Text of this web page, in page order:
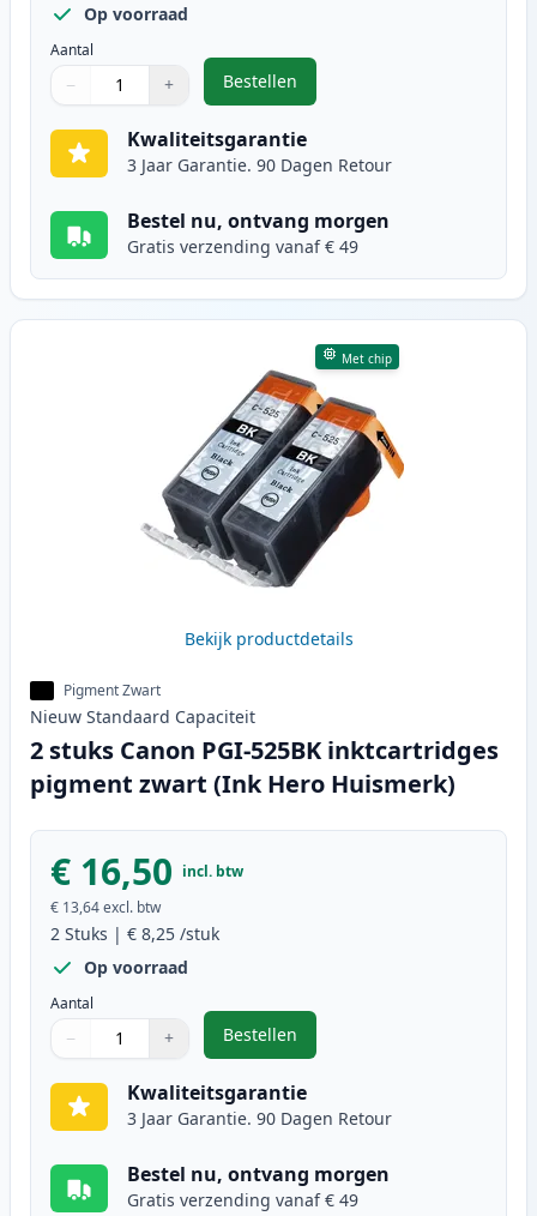
Op voorraad
Aantal
Gebruik de knoppen om aan te passen
− +
1
Bestellen
,5 stuks Canon PGI-525 & CLI-
Kwaliteitsgarantie
3 Jaar Garantie. 90 Dagen Retour
Bestel nu, ontvang morgen
Gratis verzending vanaf € 49
Met chip
Bekijk productdetails
Pigment Zwart
Nieuw Standaard Capaciteit
2 stuks Canon PGI-525BK inktcartridges
pigment zwart (Ink Hero Huismerk)
€ 16,50 incl. btw
€ 13,64excl. btw
2 Stuks | € 8,25 /stuk
Op voorraad
Aantal
Gebruik de knoppen om aan te passen
− +
1
Bestellen
,2 stuks Canon PGI-525BK
Kwaliteitsgarantie
3 Jaar Garantie. 90 Dagen Retour
Bestel nu, ontvang morgen
Gratis verzending vanaf € 49